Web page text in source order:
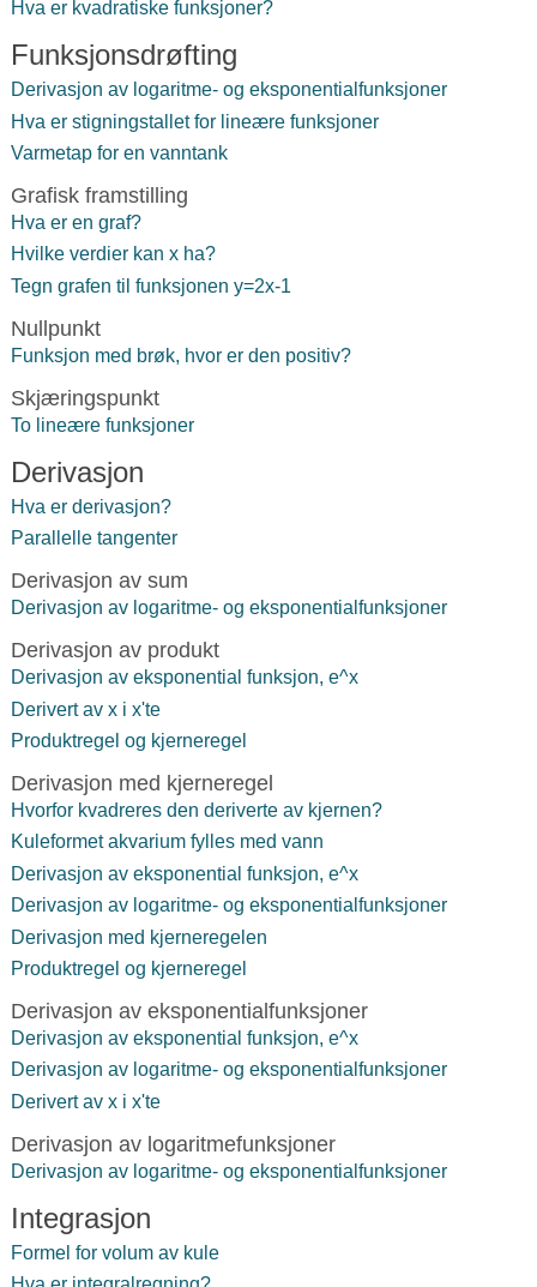
Hva er kvadratiske funksjoner?
Funksjonsdrøfting
Derivasjon av logaritme- og eksponentialfunksjoner
Hva er stigningstallet for lineære funksjoner
Varmetap for en vanntank
Grafisk framstilling
Hva er en graf?
Hvilke verdier kan x ha?
Tegn grafen til funksjonen y=2x-1
Nullpunkt
Funksjon med brøk, hvor er den positiv?
Skjæringspunkt
To lineære funksjoner
Derivasjon
Hva er derivasjon?
Parallelle tangenter
Derivasjon av sum
Derivasjon av logaritme- og eksponentialfunksjoner
Derivasjon av produkt
Derivasjon av eksponential funksjon, e^x
Derivert av x i x'te
Produktregel og kjerneregel
Derivasjon med kjerneregel
Hvorfor kvadreres den deriverte av kjernen?
Kuleformet akvarium fylles med vann
Derivasjon av eksponential funksjon, e^x
Derivasjon av logaritme- og eksponentialfunksjoner
Derivasjon med kjerneregelen
Produktregel og kjerneregel
Derivasjon av eksponentialfunksjoner
Derivasjon av eksponential funksjon, e^x
Derivasjon av logaritme- og eksponentialfunksjoner
Derivert av x i x'te
Derivasjon av logaritmefunksjoner
Derivasjon av logaritme- og eksponentialfunksjoner
Integrasjon
Formel for volum av kule